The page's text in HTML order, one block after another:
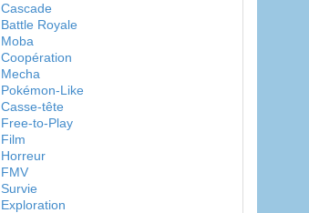
Cascade
Battle Royale
Moba
Coopération
Mecha
Pokémon-Like
Casse-tête
Free-to-Play
Film
Horreur
FMV
Survie
Exploration